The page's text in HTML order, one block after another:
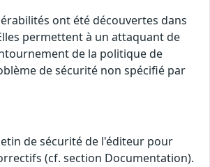
ont été découvertes dans
permettent à un attaquant de
de la politique de
de sécurité non spécifié par
de sécurité de l'éditeur pour
(cf. section Documentation).